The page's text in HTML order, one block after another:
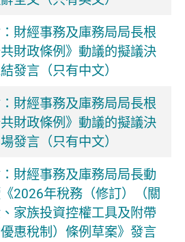
財經事務及庫務局局長根
財政條例》動議的擬議決
發言（只有中文）
財經事務及庫務局局長根
財政條例》動議的擬議決
發言（只有中文）
財經事務及庫務局局長動
2026年稅務（修訂）（關
家族投資控權工具及附帶
惠稅制）條例草案》發言